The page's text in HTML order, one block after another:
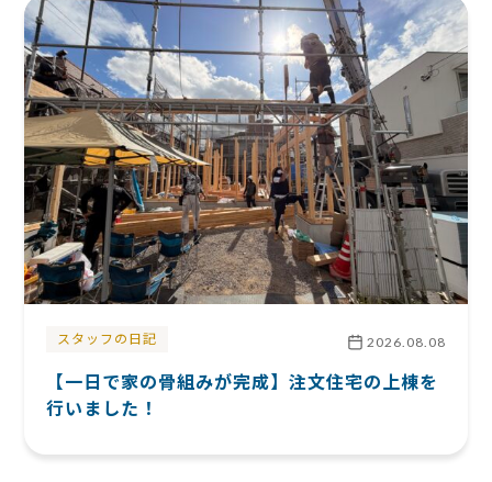
スタッフの日記 2026.08.08
【一日で家の骨組みが完成】注文住宅の上棟を
行いました！